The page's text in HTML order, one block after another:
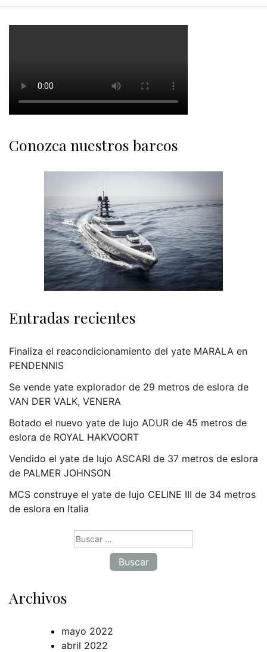
Conozca nuestros barcos
Entradas recientes
Finaliza el reacondicionamiento del yate MARALA en
PENDENNIS
Se vende yate explorador de 29 metros de eslora de
VAN DER VALK, VENERA
Botado el nuevo yate de lujo ADUR de 45 metros de
eslora de ROYAL HAKVOORT
Vendido el yate de lujo ASCARI de 37 metros de eslora
de PALMER JOHNSON
MCS construye el yate de lujo CELINE III de 34 metros
de eslora en Italia
Archivos
mayo 2022
abril 2022